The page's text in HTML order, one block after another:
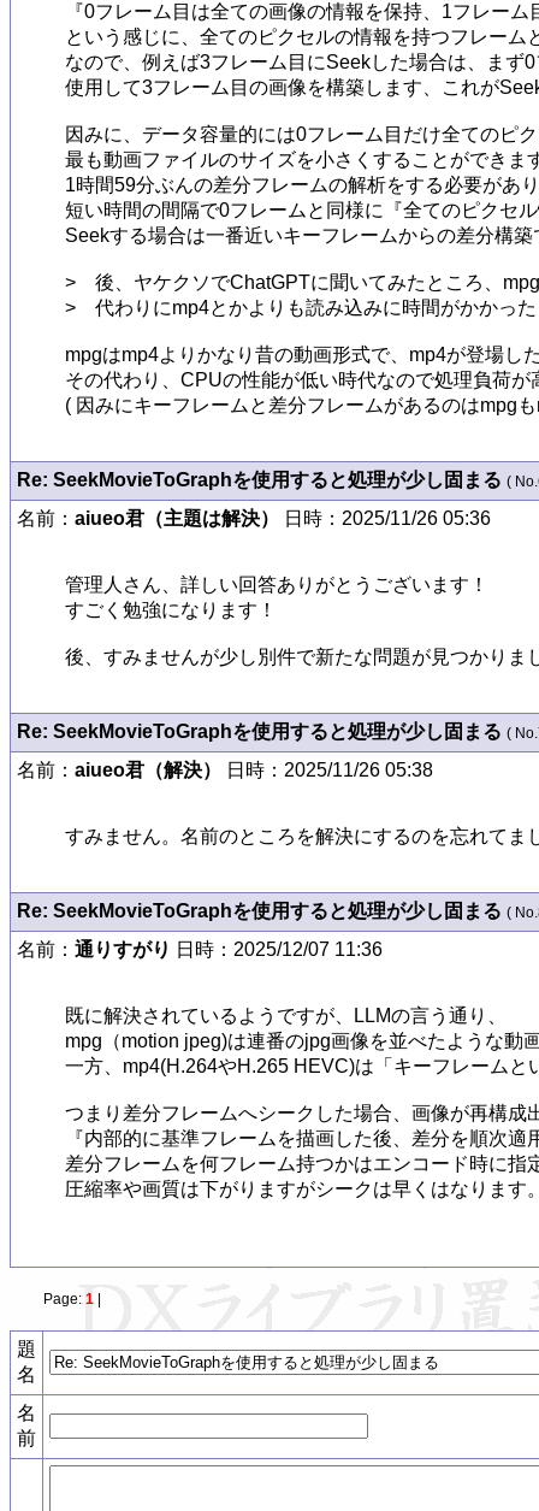
『0フレーム目は全ての画像の情報を保持、1フレー
という感じに、全てのピクセルの情報を持つフレー
なので、例えば3フレーム目にSeekした場合は、ま
使用して3フレーム目の画像を構築します、これが
因みに、データ容量的には0フレーム目だけ全てのピ
最も動画ファイルのサイズを小さくすることができ
1時間59分ぶんの差分フレームの解析をする必要があ
短い時間の間隔で0フレームと同様に『全てのピクセ
Seekする場合は一番近いキーフレームからの差分構
>　後、ヤケクソでChatGPTに聞いてみたところ、
>　代わりにmp4とかよりも読み込みに時間がかかっ
mpgはmp4よりかなり昔の動画形式で、mp4が登場
その代わり、CPUの性能が低い時代なので処理負荷
( 因みにキーフレームと差分フレームがあるのはmpg
Re: SeekMovieToGraphを使用すると処理が少し固まる (
名前： aiueo君（主題は解決） 日時：2025/11/26 05:36
管理人さん、詳しい回答ありがとうございます！
すごく勉強になります！
後、すみませんが少し別件で新たな問題が見つかり
Re: SeekMovieToGraphを使用すると処理が少し固まる (
名前： aiueo君（解決） 日時：2025/11/26 05:38
すみません。名前のところを解決にするのを忘れてま
Re: SeekMovieToGraphを使用すると処理が少し固まる (
名前： 通りすがり 日時：2025/12/07 11:36
既に解決されているようですが、LLMの言う通り、
mpg（motion jpeg)は連番のjpg画像を並べたような動
一方、mp4(H.264やH.265 HEVC)は「キーフレーム
つまり差分フレームへシークした場合、画像が再構成
『内部的に基準フレームを描画した後、差分を順次
差分フレームを何フレーム持つかはエンコード時に
圧縮率や画質は下がりますがシークは早くはなります
Page: 1|
題
名
名
前